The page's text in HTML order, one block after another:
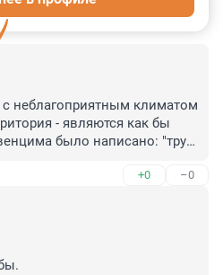
неблагоприятным климатом
- являются как бы
было написано: "труд
+0 –0